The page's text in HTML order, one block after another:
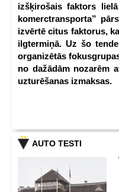
izšķirošais faktors
komerctransporta”
izvērtē citus faktorus,
ilgtermiņā. Uz šo
organizētās
no dažādām nozarēm
uzturēšanas izmaksas.
AUTO TESTI